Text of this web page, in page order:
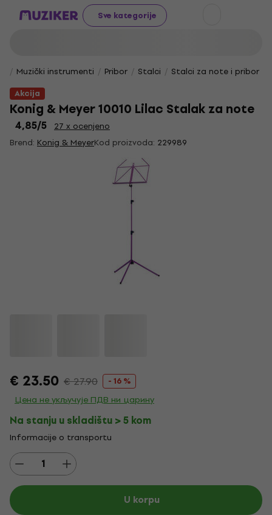
Sve kategorije
Muzički instrumenti Pribor Stalci Stalci za note i pribor
Akcija
Konig & Meyer 10010 Lilac Stalak za note
4,85/5
27 x ocenjeno
Brend: Konig & MeyerKod proizvoda: 229989
€ 23.50 € 27.90 - 16 %
Цена не укључује ПДВ ни царину
Na stanju u skladištu > 5 kom
Informacije o transportu
U korpu